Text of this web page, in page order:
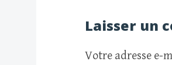
articles
Laisser un
Votre adresse e-